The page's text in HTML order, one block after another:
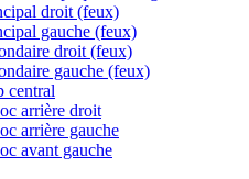
droit (feux)
gauche (feux)
droit (feux)
gauche (feux)
central
arrière droit
arrière gauche
avant gauche